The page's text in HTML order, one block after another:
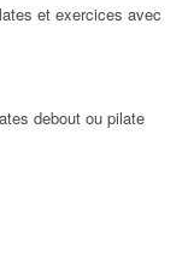
et exercices avec
debout ou pilate